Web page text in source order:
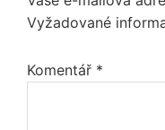
Vyžadované
Komentář *